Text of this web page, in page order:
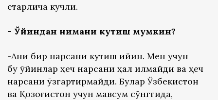
етарлича кучли.
- Ўйиндан нимани кутиш мумкин?
-Аниқ бир нарсани кутиш қийин. Мен учун
бу ўйинлар ҳеч нарсани ҳал қилмайди ва ҳеч
нарсани ўзгартирмайди. Булар Ўзбекистон
ва Қозоғистон учун мавсум сўнггида,